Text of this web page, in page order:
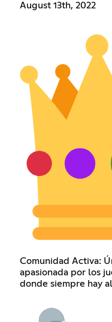
August 13th, 2022
Comunidad Activa:
apasionada por los
donde siempre hay